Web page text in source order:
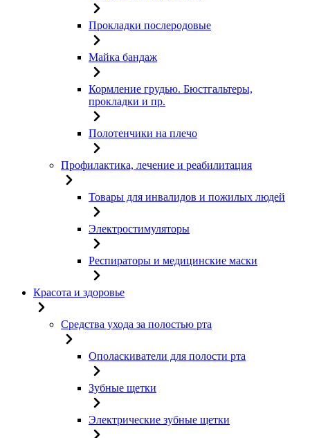
Прокладки послеродовые
Майка бандаж
Кормление грудью. Бюстгальтеры,
прокладки и пр.
Полотенчики на плечо
Профилактика, лечение и реабилитация
Товары для инвалидов и пожилых людей
Электростимуляторы
Респираторы и медицинские маски
Красота и здоровье
Средства ухода за полостью рта
Ополаскиватели для полости рта
Зубные щетки
Электрические зубные щетки